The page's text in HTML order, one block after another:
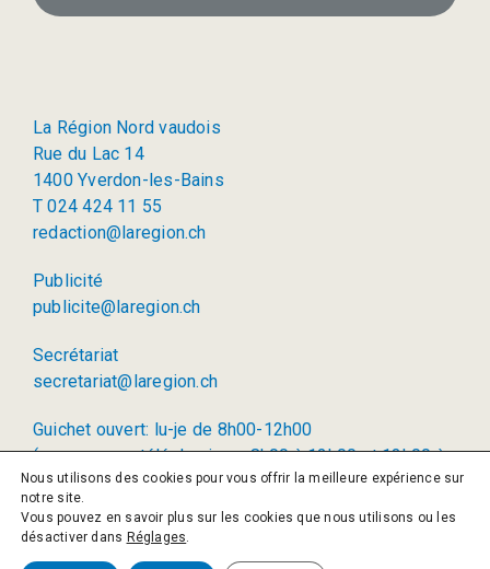
La Région Nord vaudois
Rue du Lac 14
1400 Yverdon-les-Bains
T 024 424 11 55
redaction@laregion.ch
Publicité
publicite@laregion.ch
Secrétariat
secretariat@laregion.ch
Guichet ouvert: lu-je de 8h00-12h00
(permanence téléphonique: 8h00 à 12h00 et 13h00 à
17h00)
© 2026 La Région SA
Nous utilisons des cookies pour vous offrir la meilleure expérience sur
notre site.
Vous pouvez en savoir plus sur les cookies que nous utilisons ou les
désactiver dans Réglages.